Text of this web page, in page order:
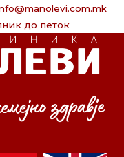
до петок